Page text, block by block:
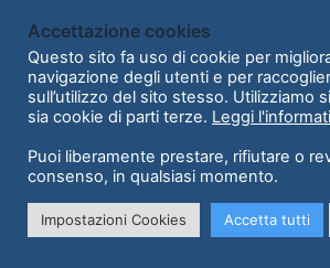
Metodi di Gestione
Copyright © 2026 | C2App srl P.IVA
Via Privata Cesare Mangili 2,
Accettazione cookies
Questo sito fa uso di cookie per
navigazione degli utenti e per
sull’utilizzo del sito stesso. Utilizziamo
sia cookie di parti terze. Leggi
Puoi liberamente prestare, rifiutare o
consenso, in qualsiasi momento.
Impostazioni Cookies Accetta tutti